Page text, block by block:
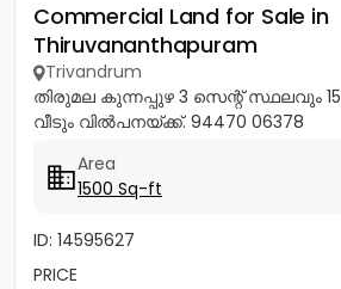
Commercial Land for Sale in
Thiruvananthapuram
Trivandrum
തിരുമല കുന്നപ്പുഴ 3 സെന്റ് സ്ഥലവും
വീടും വിൽപനയ്ക്ക്. 94470 06378
Area
1500 Sq-ft
ID: 14595627
PRICE